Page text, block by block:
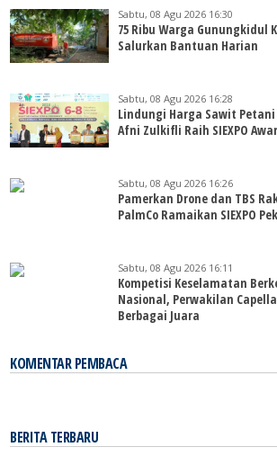
Sabtu, 08 Agu 2026 16:30
75 Ribu Warga Gunungkidul
Salurkan Bantuan Harian
Sabtu, 08 Agu 2026 16:28
Lindungi Harga Sawit
Afni Zulkifli Raih SIEXPO
Sabtu, 08 Agu 2026 16:26
Pamerkan Drone dan TBS
PalmCo Ramaikan SIEXPO
Sabtu, 08 Agu 2026 16:11
Kompetisi Keselamatan
Nasional, Perwakilan
Berbagai Juara
KOMENTAR PEMBACA
BERITA TERBARU